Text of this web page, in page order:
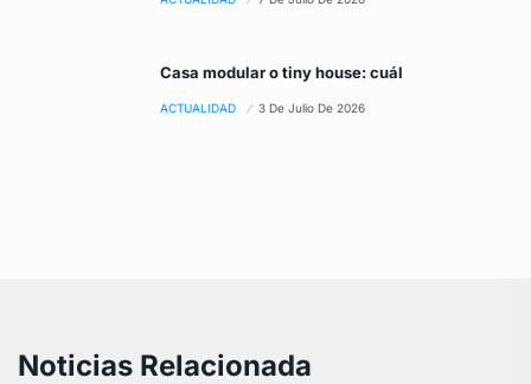
Casa modular o tiny house: cuál
ACTUALIDAD 3 De Julio De 2026
Noticias Relacionada